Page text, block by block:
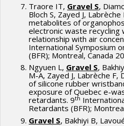
Traore IT, Gravel S,
Bloch S, Zayed J,
metabolites of
electronic waste recycling
relationship with air
International Symposium
(BFR); Montreal, Canada
Ngyuen L, Gravel S,
M-A, Zayed J, Labrèche F,
of silicone rubber
exposure of Quebec e-
retardants. 9th
Retardants (BFR);
Gravel S, Bakhiyi B,